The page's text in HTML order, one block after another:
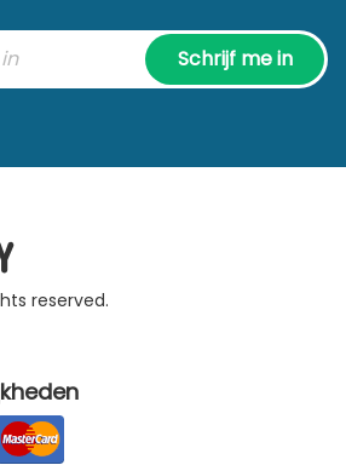
Schrijf me in
reserved.